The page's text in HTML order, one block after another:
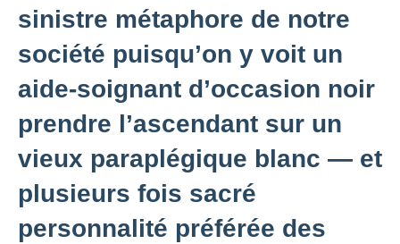
sinistre métaphore de notre
société puisqu’on y voit un
aide-soignant d’occasion noir
prendre l’ascendant sur un
vieux paraplégique blanc — et
plusieurs fois sacré
personnalité préférée des